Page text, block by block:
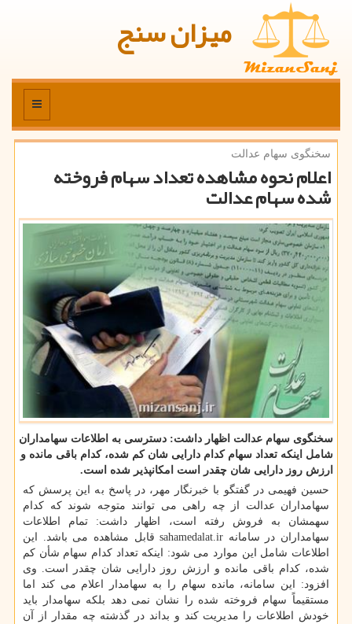
میزان سنج
منو
سخنگوی سهام عدالت
اعلام نحوه مشاهده تعداد سهام فروخته
شده سهام عدالت
سخنگوی سهام عدالت اظهار داشت: دسترسی به اطلاعات سهامداران
شامل اینكه تعداد سهام كدام دارایی شان كم شده، كدام باقی مانده و
ارزش روز دارایی شان چقدر است امكانپذیر شده است.
حسین فهیمی در گفتگو با خبرنگار مهر، در پاسخ به این پرسش که
سهامداران عدالت از چه راهی می توانند متوجه شوند که کدام
سهمشان به فروش رفته است، اظهار داشت: تمام اطلاعات
سهامداران در سامانه sahamedalat.ir قابل مشاهده می باشد. این
اطلاعات شامل این موارد می شود: اینکه تعداد کدام سهام شأن کم
شده، کدام باقی مانده و ارزش روز دارایی شان چقدر است. وی
افزود: این سامانه، مانده سهام را به سهامدار اعلام می کند اما
مستقیماً سهام فروخته شده را نشان نمی دهد بلکه سهامدار باید
خودش اطلاعات را مدیریت کند و بداند در گذشته چه مقدار از آن